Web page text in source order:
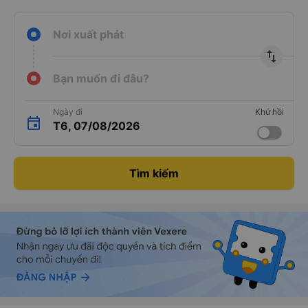
Nơi xuất phát
import_export
Bạn muốn đi đâu?
Ngày đi
T6, 07/08/2026
Khứ hồi
Tìm kiếm